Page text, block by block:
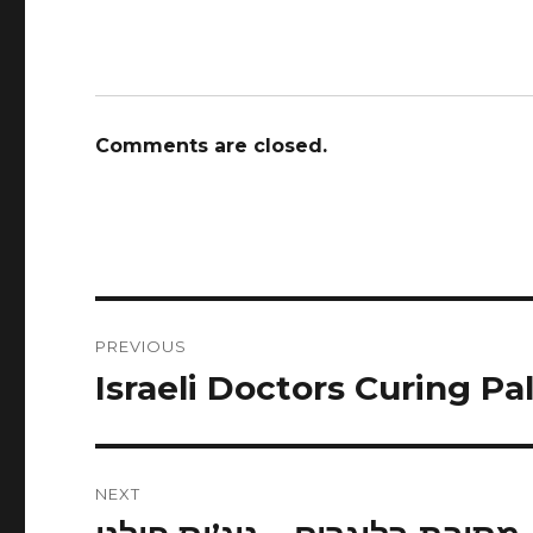
Comments are closed.
navigation
PREVIOUS
Previous
Israeli Doctors Curing
NEXT